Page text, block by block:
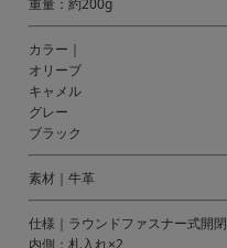
重量：約200g
カラー｜
オリーブ
キャメル
グレー
ブラック
素材｜牛革
仕様｜ラウンドファスナー式開閉